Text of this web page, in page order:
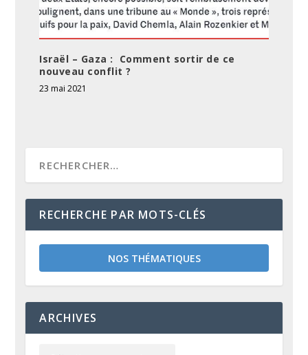
Israël – Gaza : Comment sortir de ce
nouveau conflit ?
23 mai 2021
RECHERCHE PAR MOTS-CLÉS
NOS THÉMATIQUES
ARCHIVES